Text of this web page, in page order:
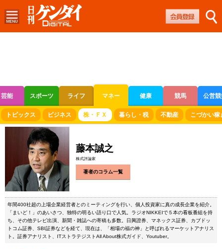
芸能 スポーツ ライフ マネー 健康 競馬 公営
ボートレース 競輪 オートレース
トピックス ビジネス 株・ＦＸ 暮らし・税 不動産 こづかい稼
藤本誠之
株式評論家
著者のコラム一覧
年間400社超の上場企業経営者とのミーティングを行い、個人投資家に真の成長企業を紹介。
「まいど！」のあいさつ、独特の明るい語り口で人気。ラジオNIKKEIで５本の看板番組を持
ち、その他テレビ出演、新聞・雑誌への寄稿も多数。日興證券、マネックス証券、カブドッ
トコム証券、SBI証券などを経て、現在は、「相場の福の神」と呼ばれるマーケットアナリス
ト。証券アナリスト、ITストラテジストAll About株式ガイド、Youtuber。